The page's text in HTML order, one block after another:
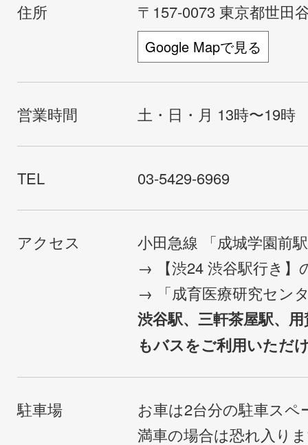
住所 〒157-0073 東京都世田
Google Mapで見る
営業時間 土・日・月 13時〜19時
TEL 03-5429-6969
アクセス
小田急線 「成城学園前
→ 【渋24 渋谷駅行き】
→ 「成育医療研究セン
渋谷駅、三軒茶屋駅、
もバスをご利用いただ
駐車場
お車は2台分の駐車ス
満車の場合は恐れ入り